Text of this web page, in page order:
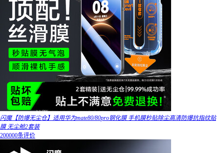
闪魔【防爆无尘仓】适用华为mate80/80pro钢化膜 手机膜秒贴除尘高清防爆抗指纹贴
膜 无尘舱2套装
200000条评价